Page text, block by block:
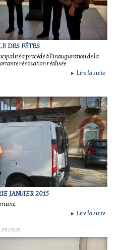
DES FÊTES
a procédé à l'inauguration de la
rénovation réalisée.
► Lire la suite
JANVIER 2015
► Lire la suite
01/2025